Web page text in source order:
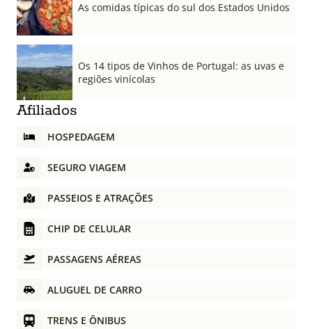
As comidas típicas do sul dos Estados Unidos
Os 14 tipos de Vinhos de Portugal: as uvas e
regiões vinícolas
Afiliados
HOSPEDAGEM
SEGURO VIAGEM
PASSEIOS E ATRAÇÕES
CHIP DE CELULAR
PASSAGENS AÉREAS
ALUGUEL DE CARRO
TRENS E ÔNIBUS